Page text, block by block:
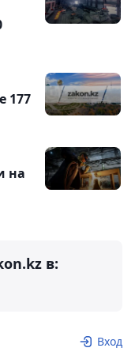
177
на
в:
Вход